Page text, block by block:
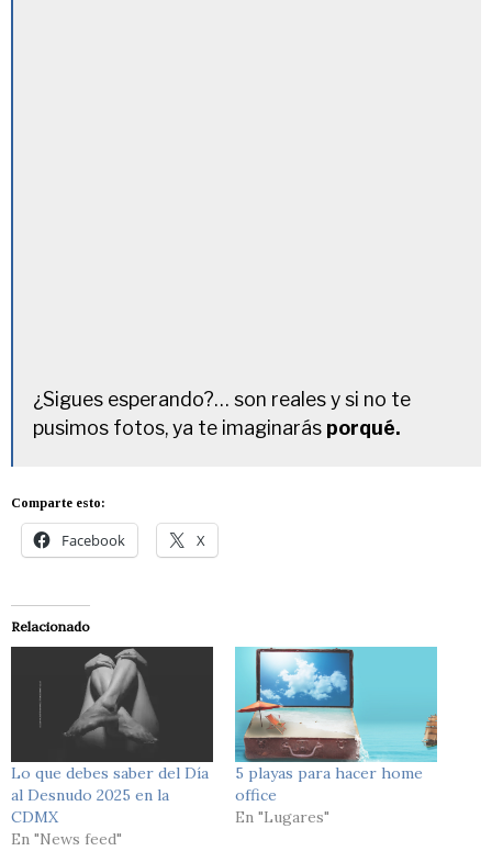
¿Sigues esperando?… son reales y si no te
pusimos fotos, ya te imaginarás porqué.
Comparte esto:
Facebook X
Relacionado
Lo que debes saber del Día
al Desnudo 2025 en la
CDMX
En "News feed"
5 playas para hacer home
office
En "Lugares"